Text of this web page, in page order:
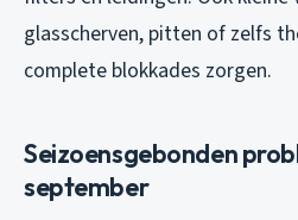
glasscherven, pitten of zelfs
complete blokkades zorgen.
Seizoensgebonden
september